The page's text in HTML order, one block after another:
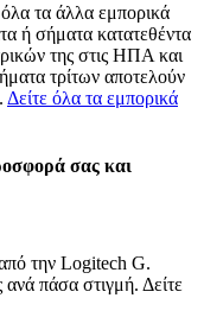
τα άλλα εμπορικά
ή σήματα κατατεθέντα
της στις ΗΠΑ και
τρίτων αποτελούν
Δείτε όλα τα εμπορικά
σας και
την Logitech G.
πάσα στιγμή. Δείτε